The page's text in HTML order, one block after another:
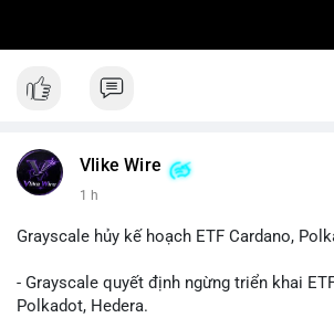
Vlike Wire
1 h
Grayscale hủy kế hoạch ETF Cardano,
- Grayscale quyết định ngừng triển khai
Polkadot, Hedera.